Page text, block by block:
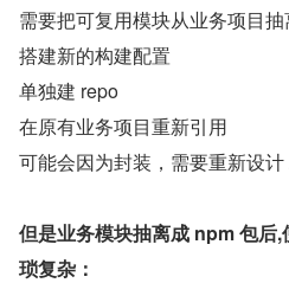
需要把可复用模块从业务项目
搭建新的构建配置
单独建 repo
在原有业务项目重新引用
可能会因为封装，需要重新设计
但是业务模块抽离成 npm 包后
琐复杂：